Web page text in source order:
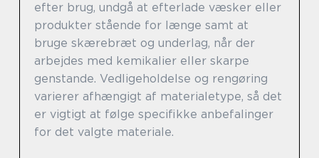
efter brug, undgå at efterlade væsker eller
produkter stående for længe samt at
bruge skærebræt og underlag, når der
arbejdes med kemikalier eller skarpe
genstande. Vedligeholdelse og rengøring
varierer afhængigt af materialetype, så det
er vigtigt at følge specifikke anbefalinger
for det valgte materiale.